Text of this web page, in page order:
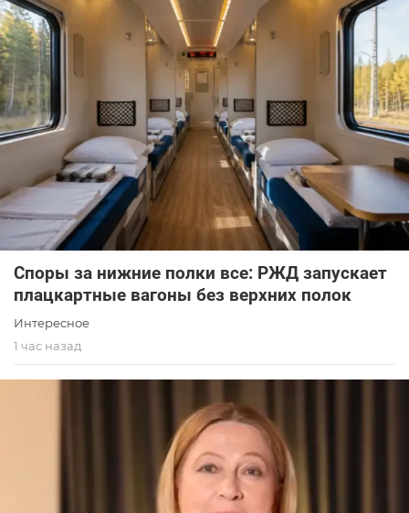
Споры за нижние полки все: РЖД запускает
плацкартные вагоны без верхних полок
Интересное
1 час назад